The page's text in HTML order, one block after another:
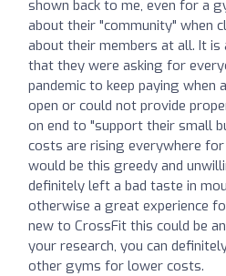
shown back to me, even for a
about their "community" when
about their members at all. It
that they were asking for
pandemic to keep paying
open or could not provide
on end to "support their small
costs are rising everywhere
would be this greedy and
definitely left a bad taste in
otherwise a great experience
new to CrossFit this could be
your research, you can
other gyms for lower costs.